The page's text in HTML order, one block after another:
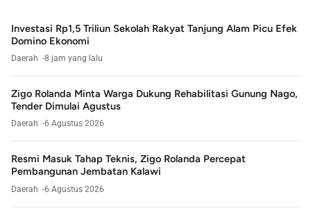
Investasi Rp1,5 Triliun Sekolah Rakyat Tanjung Alam Picu Efek
Domino Ekonomi
Daerah 8 jam yang lalu
Zigo Rolanda Minta Warga Dukung Rehabilitasi Gunung Nago,
Tender Dimulai Agustus
Daerah 6 Agustus 2026
Resmi Masuk Tahap Teknis, Zigo Rolanda Percepat
Pembangunan Jembatan Kalawi
Daerah 6 Agustus 2026